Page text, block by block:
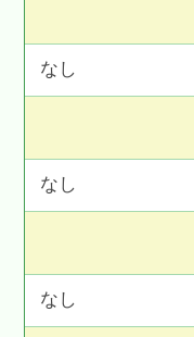
なし
なし
なし